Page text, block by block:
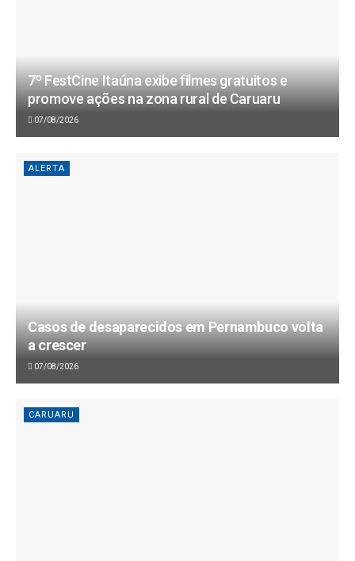
7º FestCine Itaúna exibe filmes gratuitos e
promove ações na zona rural de Caruaru
07/08/2026
ALERTA
Casos de desaparecidos em Pernambuco volta
a crescer
07/08/2026
CARUARU